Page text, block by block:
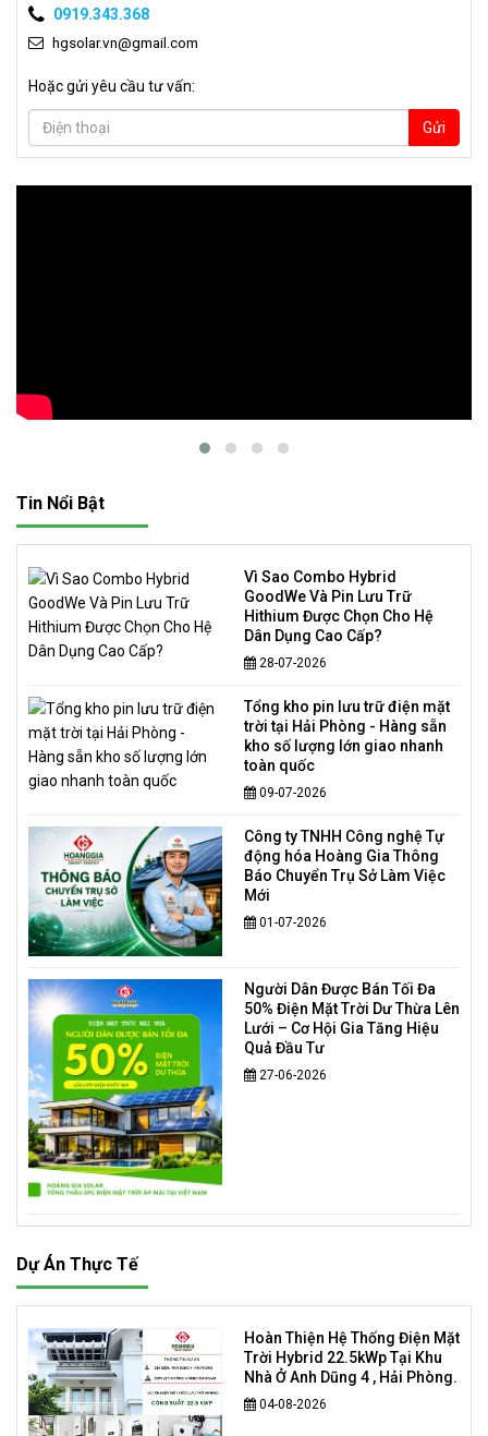
0919.343.368
hgsolar.vn@gmail.com
Hoặc gửi yêu cầu tư vấn:
Gửi
Tin Nổi Bật
Vì Sao Combo Hybrid
GoodWe Và Pin Lưu Trữ
Hithium Được Chọn Cho Hệ
Dân Dụng Cao Cấp?
28-07-2026
Tổng kho pin lưu trữ điện mặt
trời tại Hải Phòng - Hàng sẵn
kho số lượng lớn giao nhanh
toàn quốc
09-07-2026
Công ty TNHH Công nghệ Tự
động hóa Hoàng Gia Thông
Báo Chuyển Trụ Sở Làm Việc
Mới
01-07-2026
Người Dân Được Bán Tối Đa
50% Điện Mặt Trời Dư Thừa Lên
Lưới – Cơ Hội Gia Tăng Hiệu
Quả Đầu Tư
27-06-2026
Dự Án Thực Tế
Hoàn Thiện Hệ Thống Điện Mặt
Trời Hybrid 22.5kWp Tại Khu
Nhà Ở Anh Dũng 4 , Hải Phòng.
04-08-2026